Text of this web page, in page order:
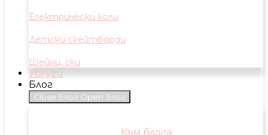
Електрически коли
Детски скейтборди
Шейни, ски
Услуги
Блог
Close Блог Open Блог
Към блога